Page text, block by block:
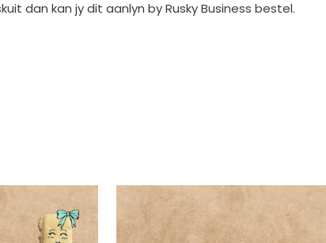
dan kan jy dit aanlyn by Rusky Business bestel.